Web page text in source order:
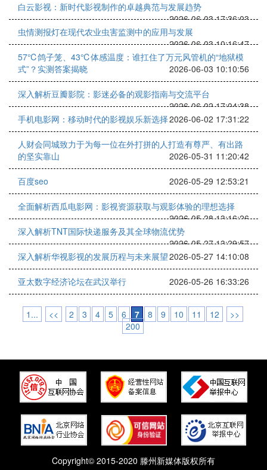
白云影视：新时代影视制作的卓越典范与发展趋势
2026-06-03 17:36:03
虫情测报灯在现代农业虫害监测中的应用与发展
2026-06-03 10:16:47
57℃鸽子笼、43℃体感温度：谁扛住了万元风管机的“地狱模
式”？实测答案揭晓
2026-06-03 10:10:56
深入解析豆瓣影院：影迷必备的观影指南与交流平台
2026-06-02 17:04:38
手机电影网：移动时代的影视娱乐新选择2026-06-02 17:31:22
人财会同城致力于为每一位在外打拼的人打造有尊严、有出路
的坚实靠山
2026-05-31 11:20:42
百度seo 2026-05-29 12:53:21
全面解析西瓜电影网：影视资源获取与观影体验的理想选择
2026-05-28 13:16:26
深入解析TNT国际快递服务及其全球物流优势
2026-05-27 13:29:57
深入解析华视影视的发展历程与未来展望2026-05-27 14:10:08
亚太数字经济论坛在武汉举行 2026-05-26 16:33:26
1... << 2 3 4 5 6 7 8 9 10 11 12
>>
200
Copyright© 2015-2020 滕州新媒体版权所有